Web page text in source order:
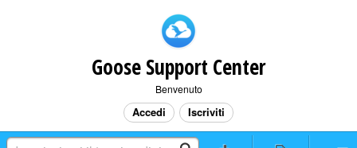
Goose Support Center
Benvenuto
Accedi Iscriviti